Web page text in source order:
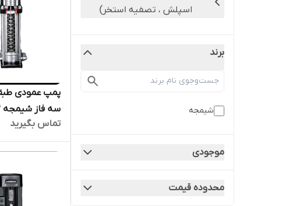
اسپلش ، تصفیه استخر)
برند
شیمجه
موجودی
محدوده قیمت
الکترو پمپ
دیگ بخار
تماس بگیرید